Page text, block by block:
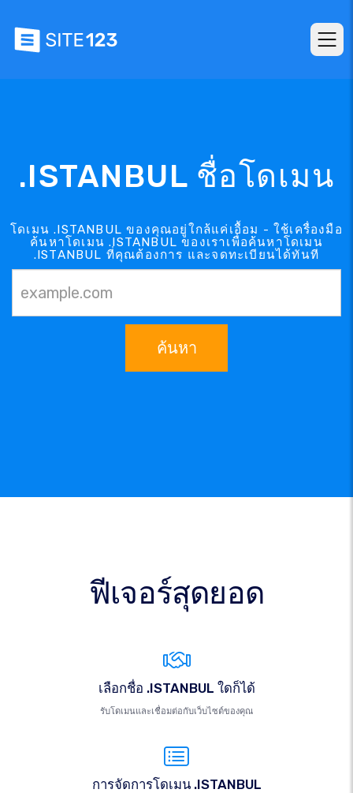
.ISTANBUL ชื่อโดเมน
โดเมน .ISTANBUL ของคุณอยู่ใกล้แค่เอื้อม - ใช้เครื่องมือ
ค้นหาโดเมน .ISTANBUL ของเราเพื่อค้นหาโดเมน
.ISTANBUL ที่คุณต้องการ และจดทะเบียนได้ทันที
ค้นหา
ฟีเจอร์สุดยอด
เลือกชื่อ .ISTANBUL ใดก็ได้
รับโดเมนและเชื่อมต่อกับเว็บไซต์ของคุณ
การจัดการโดเมน .ISTANBUL